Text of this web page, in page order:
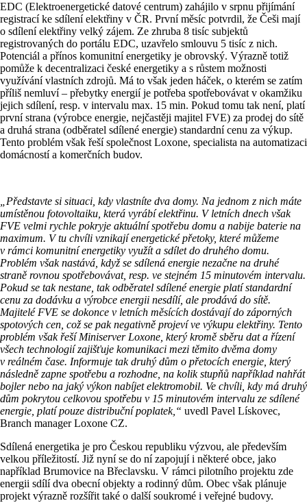
EDC (Elektroenergetické datové centrum) zahájilo v srpnu přijímání
registrací ke sdílení elektřiny v ČR. První měsíc potvrdil, že Češi mají
o sdílení elektřiny velký zájem. Ze zhruba 8 tisíc subjektů
registrovaných do portálu EDC, uzavřelo smlouvu 5 tisíc z nich.
Potenciál a přínos komunitní energetiky je obrovský. Výrazně totiž
pomůže k decentralizaci české energetiky a s růstem možnosti
využívání vlastních zdrojů. Má to však jeden háček, o kterém se zatím
příliš nemluví – přebytky energií je potřeba spotřebovávat v okamžiku
jejich sdílení, resp. v intervalu max. 15 min. Pokud tomu tak není, platí
první strana (výrobce energie, nejčastěji majitel FVE) za prodej do sítě
a druhá strana (odběratel sdílené energie) standardní cenu za výkup.
Tento problém však řeší společnost Loxone, specialista na automatizaci
domácností a komerčních budov.
„Představte si situaci, kdy vlastníte dva domy. Na jednom z nich máte
umístěnou fotovoltaiku, která vyrábí elektřinu. V letních dnech však
FVE velmi rychle pokryje aktuální spotřebu domu a nabije baterie na
maximum. V tu chvíli vznikají energetické přetoky, které můžeme
v rámci komunitní energetiky využít a sdílet do druhého domu.
Problém však nastává, když se sdílená energie nezačne na druhé
straně rovnou spotřebovávat, resp. ve stejném 15 minutovém intervalu.
Pokud se tak nestane, tak odběratel sdílené energie platí standardní
cenu za dodávku a výrobce energii nesdílí, ale prodává do sítě.
Majitelé FVE se dokonce v letních měsících dostávají do záporných
spotových cen, což se pak negativně projeví ve výkupu elektřiny. Tento
problém však řeší Miniserver Loxone, který kromě sběru dat a řízení
všech technologií zajišťuje komunikaci mezi těmito dvěma domy
v reálném čase. Informuje tak druhý dům o přetocích energie, který
následně zapne spotřebu a rozhodne, na kolik stupňů například nahřát
bojler nebo na jaký výkon nabíjet elektromobil. Ve chvíli, kdy má druhý
dům pokrytou celkovou spotřebu v 15 minutovém intervalu ze sdílené
energie, platí pouze distribuční poplatek,“ uvedl Pavel Lískovec,
Branch manager Loxone CZ.
Sdílená energetika je pro Českou republiku výzvou, ale především
velkou příležitostí. Již nyní se do ní zapojují i některé obce, jako
například Brumovice na Břeclavsku. V rámci pilotního projektu zde
energii sdílí dva obecní objekty a rodinný dům. Obec však plánuje
projekt výrazně rozšířit také o další soukromé i veřejné budovy.